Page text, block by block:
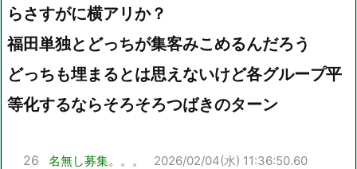
らさすがに横アリか？
福田単独とどっちが集客みこめるんだろう
どっちも埋まるとは思えないけど各グループ平
等化するならそろそろつばきのターン
26 名無し募集。。。 2026/02/04(水) 11:36:50.60